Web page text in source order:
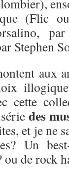
(Flic
Stephen
aux
cette
des
et je ne
Un
ou de rock